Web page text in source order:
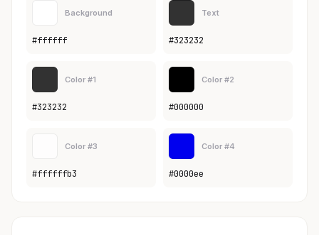
Background
#ffffff
Text
#323232
Color #1
#323232
Color #2
#000000
Color #3
#ffffffb3
Color #4
#0000ee